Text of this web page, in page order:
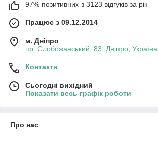
97% позитивних з 3123 відгуків за рік
Працює з 09.12.2014
м. Дніпро
пр. Слобожанський, 83, Дніпро, Україна
Контакти
Сьогодні вихідний
Показати весь графік роботи
Про нас